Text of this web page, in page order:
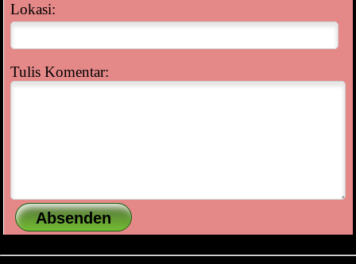
Lokasi:
Tulis Komentar: